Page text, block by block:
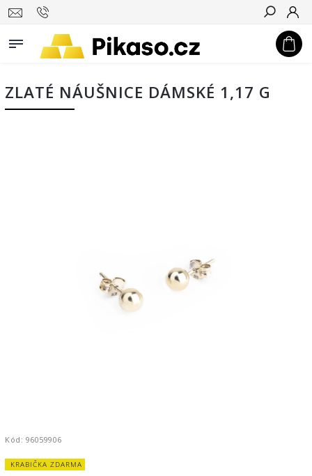
Hledat
ZLATÉ NÁUŠNICE DÁMSKÉ 1,17 G
Kód: 96059906
KRABIČKA ZDARMA